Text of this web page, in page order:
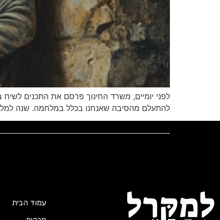
לפני יומיים, משרד החינוך פרסם את התכנים
להתעלם מהסיבה שאנחנו בכלל במלחמה. שנה
לְמַקָּרֶל
עמוד הבית